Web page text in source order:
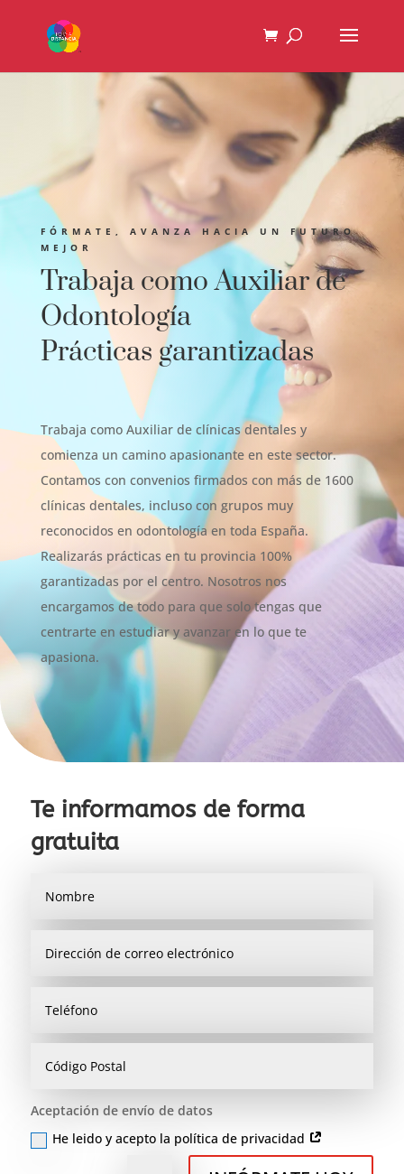
FÓRMATE, AVANZA HACIA UN FUTURO
MEJOR
Trabaja como Auxiliar de
Odontología
Prácticas garantizadas
Trabaja como Auxiliar de clínicas dentales y
comienza un camino apasionante en este sector.
Contamos con convenios firmados con más de 1600
clínicas dentales, incluso con grupos muy
reconocidos en odontología en toda España.
Realizarás prácticas en tu provincia 100%
garantizadas por el centro. Nosotros nos
encargamos de todo para que solo tengas que
centrarte en estudiar y avanzar en lo que te
apasiona.
Te informamos de forma
gratuita
Aceptación de envío de datos
He leido y acepto la política de privacidad